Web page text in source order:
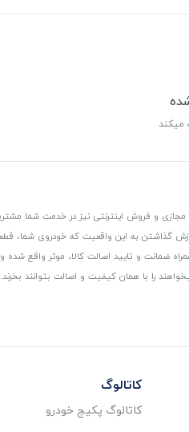
میکند
و فروش اینترنتی نیز در خدمت شما
گذاشتن به این واقعیت که خودروی شما،
ضمانت و تایید اصالت کالا، موثر واقع
را با همان کیفیت و اصالت بتوانند
کاتالوگ
کاتالوگ پکیج خودرو